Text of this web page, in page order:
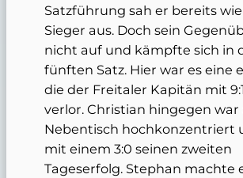
Satzführung sah er bereits
Sieger aus. Doch sein
nicht auf und kämpfte sich in
fünften Satz. Hier war es eine
die der Freitaler Kapitän mit
verlor. Christian hingegen war
Nebentisch hochkonzentriert
mit einem 3:0 seinen zweiten
Tageserfolg. Stephan machte